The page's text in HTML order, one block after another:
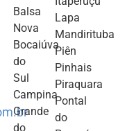
Balsa
Nova
Bocaiúva
do
Sul
Campina
Grande
do
Lapa
Mandirituba
Piên
Pinhais
Piraquara
Pontal
do